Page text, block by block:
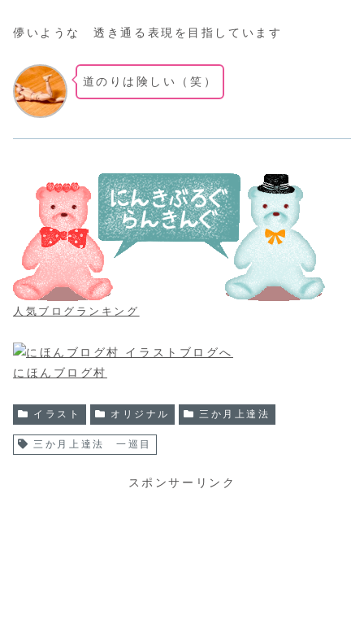
儚いような 透き通る表現を目指しています
道のりは険しい（笑）
人気ブログランキング
にほんブログ村
イラスト オリジナル 三か月上達法
三か月上達法 一巡目
スポンサーリンク